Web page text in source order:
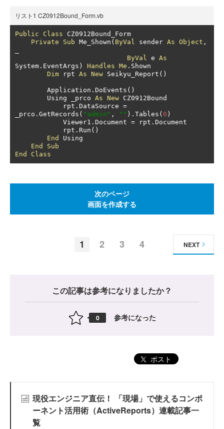
リスト1 CZ0912Bound_Form.vb
Public Class CZ0912Bound_Form
Private
Sub Me_Shown ( ByVal sender As Object ,
ByVal
e As
System . EventArgs ) Handles Me . Shown
Dim rpt As New Seikyu_Report ()
        Application
. DoEvents ()
        Using _prco
As New CZ0912Bound
            rpt
. DataSource =
_prco . GetRecords ( "admin" , "" ). Tables ( 0 )
            Viewer1
. Document = rpt . Document
            rpt
. Run ()
End
Using
End
Sub
End
Class
次のページ
画面を作成する
1 2 3 4 NEXT
この記事は参考になりましたか？
0 参考になった
ポスト
現役エンジニア直伝！ 「現場」で使えるコンポ
ーネント活用術（ActiveReports）連載記事一
覧